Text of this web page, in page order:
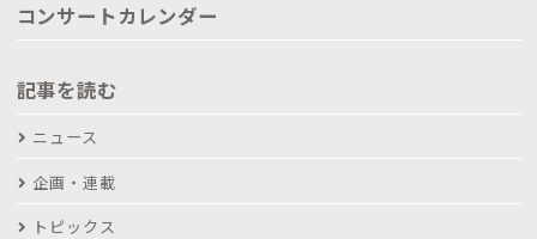
コンサートカレンダー
記事を読む
ニュース
企画・連載
トピックス